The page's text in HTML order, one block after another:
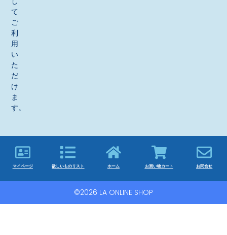
て
ご
利
用
い
た
だ
け
ま
す。
マイページ 欲しいものリスト ホーム お買い物カート お問合せ
©2026 LA ONLINE SHOP